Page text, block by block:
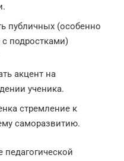
публичных (особенно
с подростками)
акцент на
ученика.
стремление к
саморазвитию.